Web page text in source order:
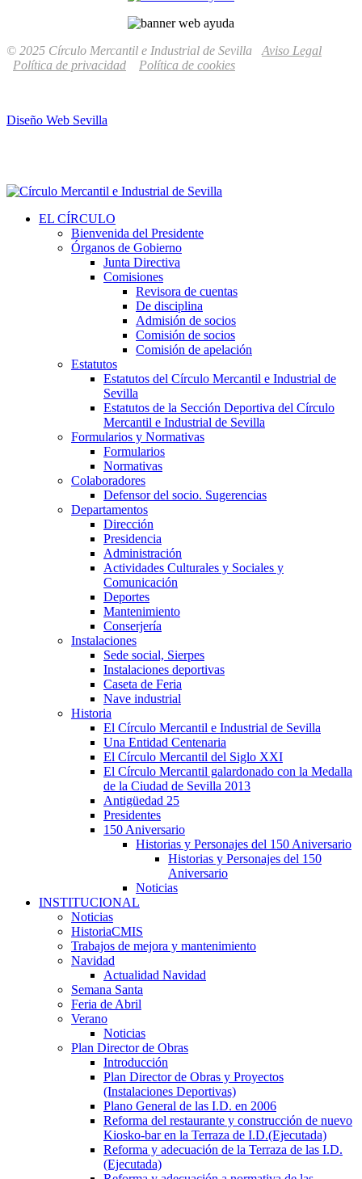
© 2025 Círculo Mercantil e Industrial de Sevilla Aviso Legal
Política de privacidad
Política de cookies
Diseño Web Sevilla
EL CÍRCULO
Bienvenida del Presidente
Órganos de Gobierno
Junta Directiva
Comisiones
Revisora de cuentas
De disciplina
Admisión de socios
Comisión de socios
Comisión de apelación
Estatutos
Estatutos del Círculo Mercantil e Industrial de
Sevilla
Estatutos de la Sección Deportiva del Círculo
Mercantil e Industrial de Sevilla
Formularios y Normativas
Formularios
Normativas
Colaboradores
Defensor del socio. Sugerencias
Departamentos
Dirección
Presidencia
Administración
Actividades Culturales y Sociales y
Comunicación
Deportes
Mantenimiento
Conserjería
Instalaciones
Sede social, Sierpes
Instalaciones deportivas
Caseta de Feria
Nave industrial
Historia
El Círculo Mercantil e Industrial de Sevilla
Una Entidad Centenaria
El Círculo Mercantil del Siglo XXI
El Círculo Mercantil galardonado con la Medalla
de la Ciudad de Sevilla 2013
Antigüedad 25
Presidentes
150 Aniversario
Historias y Personajes del 150 Aniversario
Historias y Personajes del 150
Aniversario
Noticias
INSTITUCIONAL
Noticias
HistoriaCMIS
Trabajos de mejora y mantenimiento
Navidad
Actualidad Navidad
Semana Santa
Feria de Abril
Verano
Noticias
Plan Director de Obras
Introducción
Plan Director de Obras y Proyectos
(Instalaciones Deportivas)
Plano General de las I.D. en 2006
Reforma del restaurante y construcción de nuevo
Kiosko-bar en la Terraza de I.D.(Ejecutada)
Reforma y adecuación de la Terraza de las I.D.
(Ejecutada)